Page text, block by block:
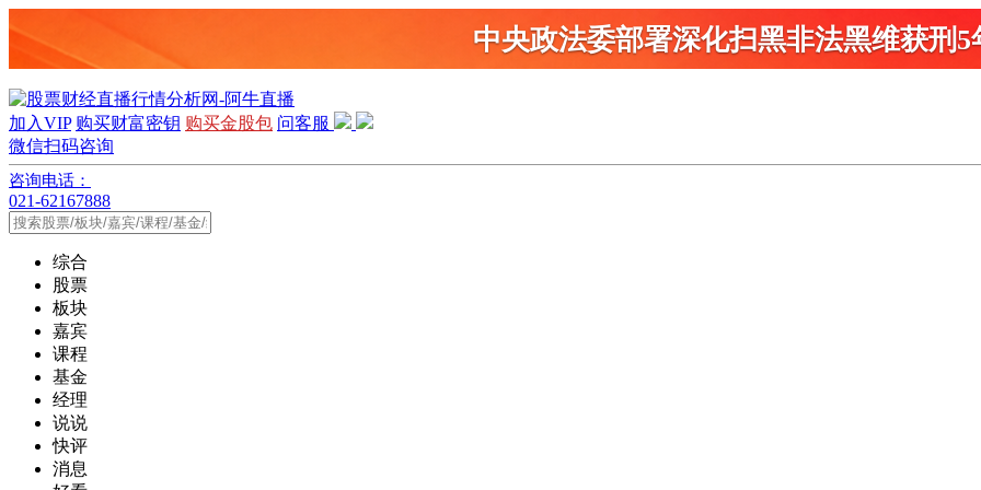
中央政法委部署深化扫黑非法黑维获刑5
加入VIP 购买财富密钥 购买金股包 问客服
微信扫码咨询
咨询电话：
021-62167888
综合
股票
板块
嘉宾
课程
基金
经理
说说
快评
消息